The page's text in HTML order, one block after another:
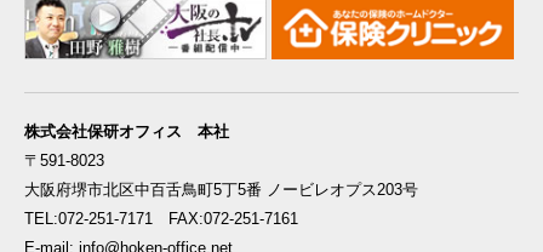
株式会社保研オフィス 本社
〒591-8023
大阪府堺市北区中百舌鳥町5丁5番 ノービレオプス203号
TEL:072-251-7171 FAX:072-251-7161
E-mail: info@hoken-office.net